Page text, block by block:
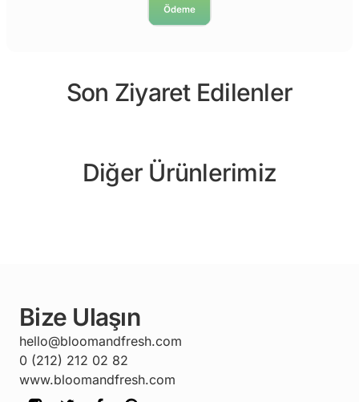
Son Ziyaret Edilenler
Diğer Ürünlerimiz
Bize Ulaşın
hello@bloomandfresh.com
0 (212) 212 02 82
www.bloomandfresh.com